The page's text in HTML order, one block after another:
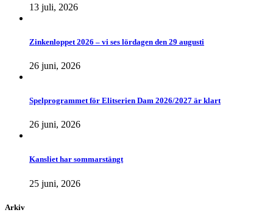
13 juli, 2026
Zinkenloppet 2026 – vi ses lördagen den 29 augusti
26 juni, 2026
Spelprogrammet för Elitserien Dam 2026/2027 är klart
26 juni, 2026
Kansliet har sommarstängt
25 juni, 2026
Arkiv